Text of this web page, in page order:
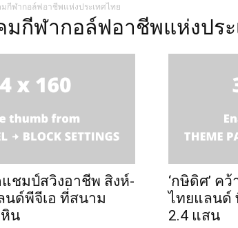
กีฬากอล์ฟอาชีพแห่งประเทศไทย
มกีฬากอล์ฟอาชีพแห่งประ
แชมป์สวิงอาชีพ สิงห์-
นด์พีจีเอ ที่สนาม
น
‘กษิดิศ’ ค
ไทยแลนด์
2.4 แสน